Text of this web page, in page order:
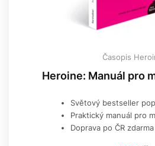
Časopis
Heroine: Manuál pro
Světový bestseller
Praktický manuál pro
Doprava po ČR zdarma